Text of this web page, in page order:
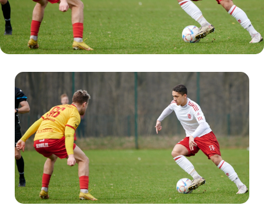
Dla mediów
Kibice
SKLEP KUP BILET